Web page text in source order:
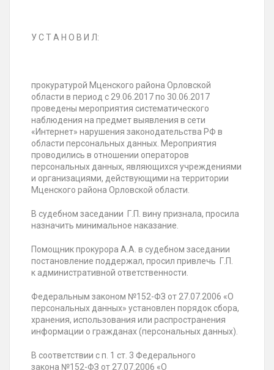
У С Т А Н О В И Л:
прокуратурой Мценского района Орловской
области в период с 29.06.2017 по 30.06.2017
проведены мероприятия систематического
наблюдения на предмет выявления в сети
«Интернет» нарушения законодательства РФ в
области персональных данных. Мероприятия
проводились в отношении операторов
персональных данных, являющихся учреждениями
и организациями, действующими на территории
Мценского района Орловской области.
В судебном заседании Г.П. вину признала, просила
назначить минимальное наказание.
Помощник прокурора А.А. в судебном заседании
постановление поддержал, просил привлечь Г.П.
к административной ответственности.
Федеральным законом №152-ФЗ от 27.07.2006 «О
персональных данных» установлен порядок сбора,
хранения, использования или распространения
информации о гражданах (персональных данных).
В соответствии с п. 1 ст. 3 Федерального
закона №152-ФЗ от 27.07.2006 «О